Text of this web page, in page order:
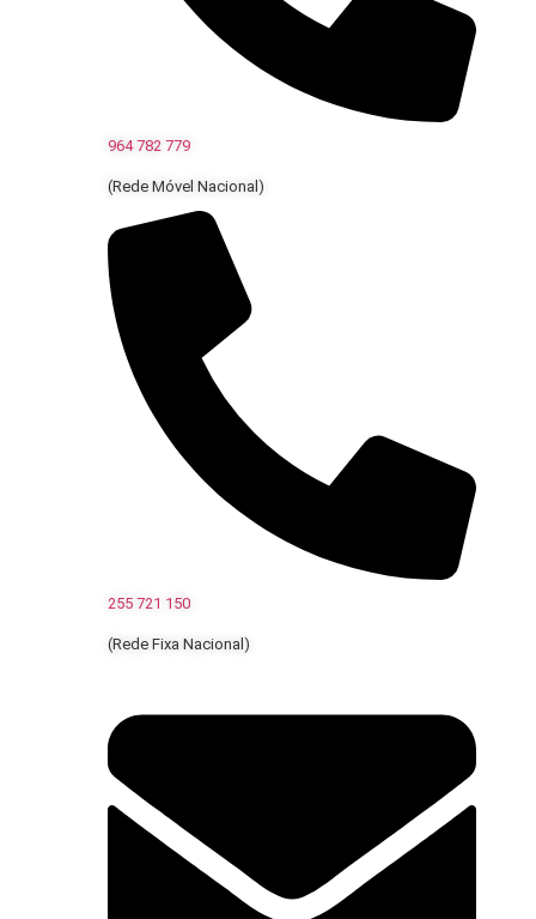
964 782 779
(Rede Móvel Nacional)
255 721 150
(Rede Fixa Nacional)